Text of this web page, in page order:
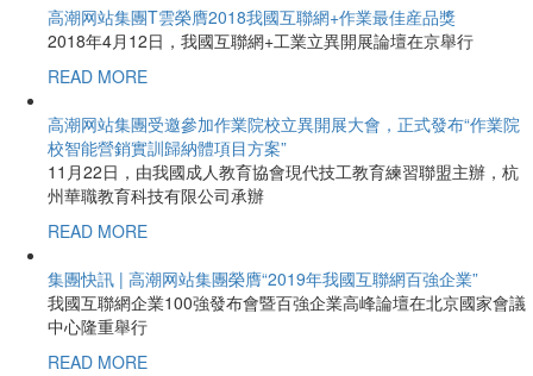
高潮网站集團T雲榮膺2018我國互聯網+作業最佳産品獎
2018年4月12日，我國互聯網+工業立異開展論壇在京舉行
READ MORE
高潮网站集團受邀參加作業院校立異開展大會，正式發布“作業院
校智能營銷實訓歸納體項目方案”
11月22日，由我國成人教育協會現代技工教育練習聯盟主辦，杭
州華職教育科技有限公司承辦
READ MORE
集團快訊 | 高潮网站集團榮膺“2019年我國互聯網百強企業”
我國互聯網企業100強發布會暨百強企業高峰論壇在北京國家會議
中心隆重舉行
READ MORE